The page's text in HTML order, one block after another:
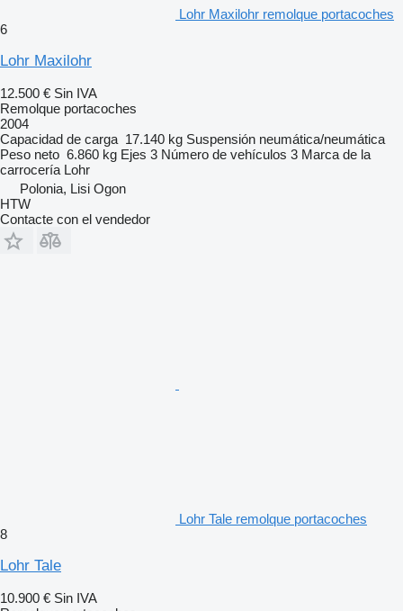
Lohr Maxilohr remolque portacoches
6
Lohr Maxilohr
12.500 € Sin IVA
Remolque portacoches
2004
Capacidad de carga 17.140 kg Suspensión neumática/neumática
Peso neto 6.860 kg Ejes 3 Número de vehículos 3 Marca de la
carrocería Lohr
Polonia, Lisi Ogon
HTW
Contacte con el vendedor
Lohr Tale remolque portacoches
8
Lohr Tale
10.900 € Sin IVA